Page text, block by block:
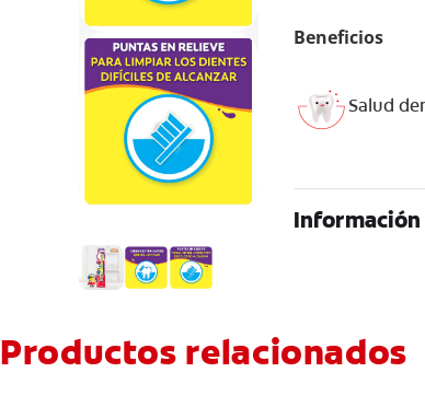
Beneficios
Salud
Productos relacionados